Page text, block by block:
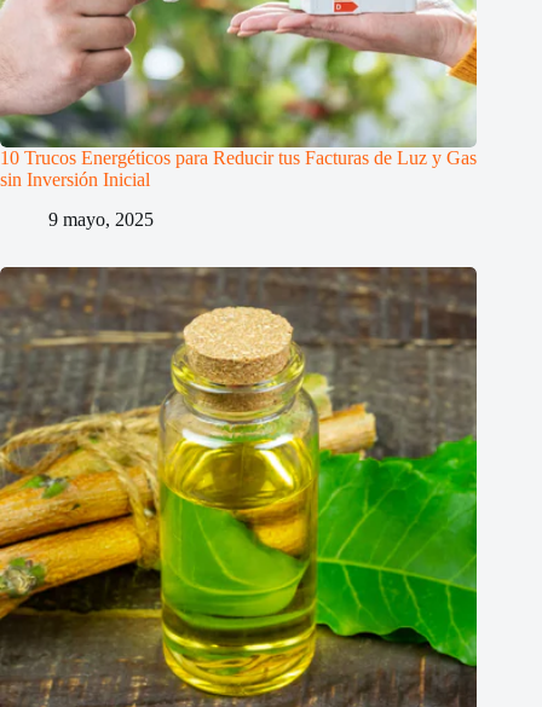
10 Trucos Energéticos para Reducir tus Facturas de Luz y Gas
sin Inversión Inicial
9 mayo, 2025